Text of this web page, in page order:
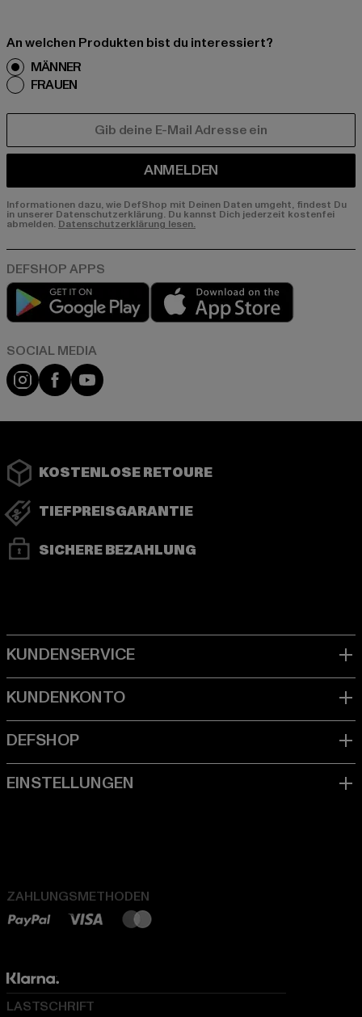
An welchen Produkten bist du interessiert?
MÄNNER
FRAUEN
ANMELDEN
Informationen dazu, wie DefShop mit Deinen Daten umgeht, findest Du
in unserer Datenschutzerklärung. Du kannst Dich jederzeit kostenfei
abmelden. Datenschutzerklärung lesen.
Play market
Instagram
FacebookYouTube
KOSTENLOSE RETOURE
TIEFPREISGARANTIE
SICHERE BEZAHLUNG
ZAHLUNGSMETHODEN
LASTSCHRIFT